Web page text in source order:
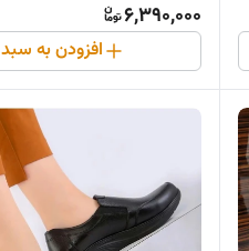
6,390,000
افزودن به سبد